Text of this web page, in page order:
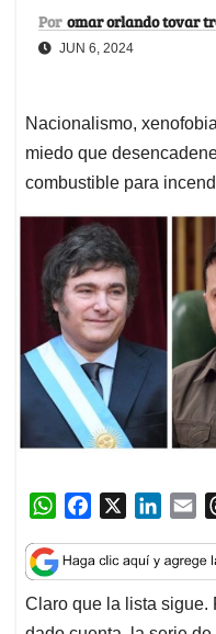
Por omar orlando tovar
JUN 6, 2024
Nacionalismo,
miedo que
combustible para
W
a
t
s
c
e
b
n
k
e
a
i
l
Claro que la lista sigue.